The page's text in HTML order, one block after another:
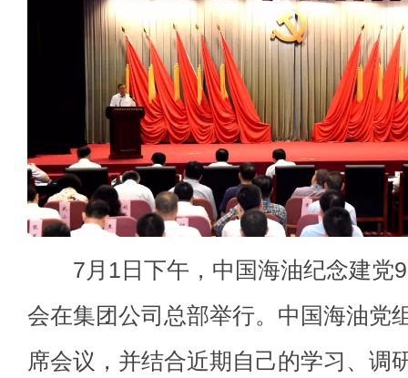
7月1日下午，中国海油纪念建党
会在集团公司总部举行。中国海油党
席会议，并结合近期自己的学习、调